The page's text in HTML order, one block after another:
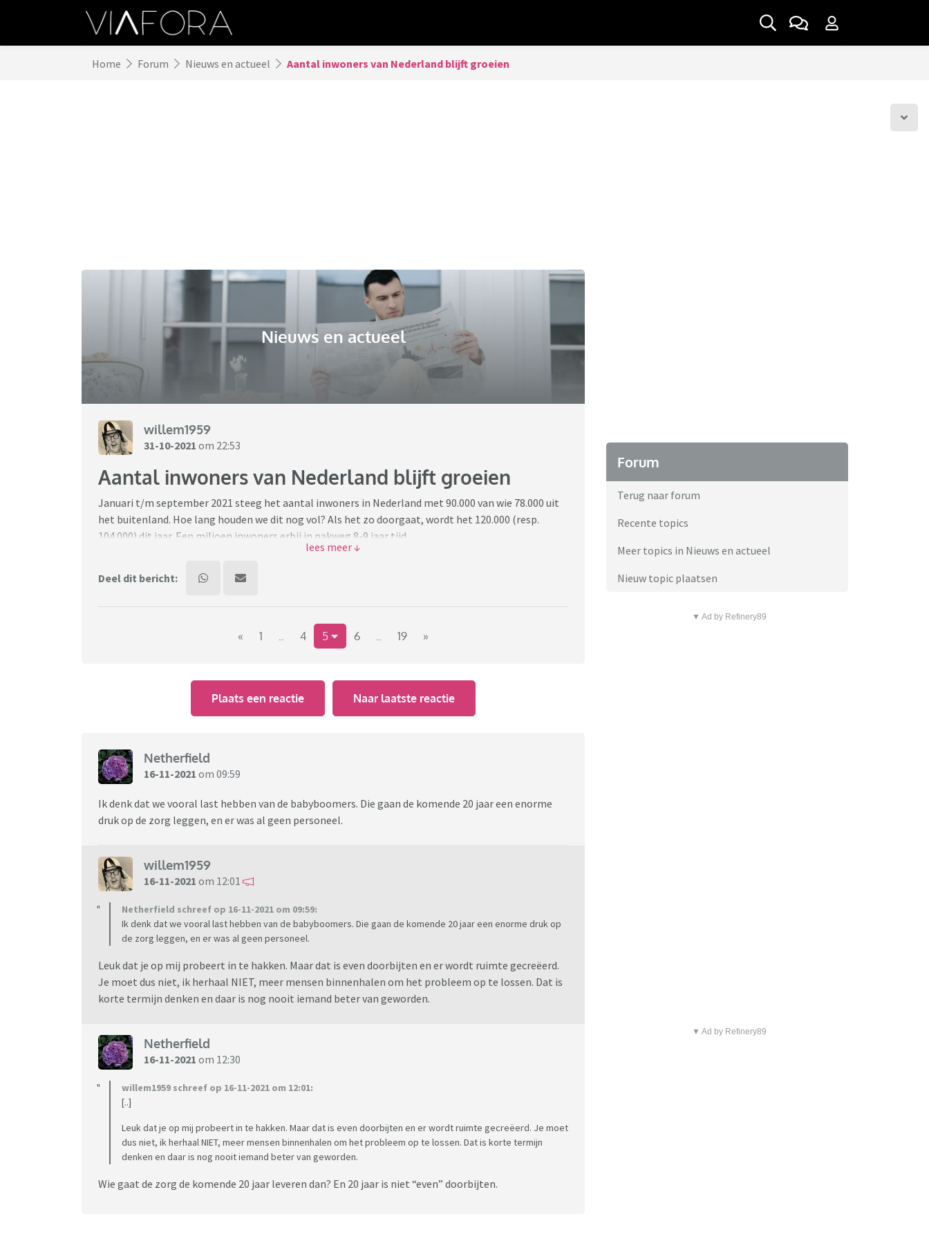
Home Forum Nieuws en actueel Aantal inwoners van Nederland blijft groeien
Nieuws en actueel
willem1959
31-10-2021 om 22:53
Aantal inwoners van Nederland blijft groeien
Januari t/m september 2021 steeg het aantal inwoners in Nederland met 90.000 van wie 78.000 uit
het buitenland. Hoe lang houden we dit nog vol? Als het zo doorgaat, wordt het 120.000 (resp.
104.000) dit jaar. Een miljoen inwoners erbij in pakweg 8-9 jaar tijd.
https://opendata.cbs.nl/#/CBS/nl/dataset/37230ned/table?ts=1635717137256
Deel dit bericht:
« 1 .. 4 5 6 .. 19 »
Plaats een reactie Naar laatste reactie
Netherfield
16-11-2021 om 09:59
Ik denk dat we vooral last hebben van de babyboomers. Die gaan de komende 20 jaar een enorme
druk op de zorg leggen, en er was al geen personeel.
willem1959
16-11-2021 om 12:01
Netherfield schreef op 16-11-2021 om 09:59:
Ik denk dat we vooral last hebben van de babyboomers. Die gaan de komende 20 jaar een enorme druk op
de zorg leggen, en er was al geen personeel.
Leuk dat je op mij probeert in te hakken. Maar dat is even doorbijten en er wordt ruimte gecreëerd.
Je moet dus niet, ik herhaal NIET, meer mensen binnenhalen om het probleem op te lossen. Dat is
korte termijn denken en daar is nog nooit iemand beter van geworden.
Netherfield
16-11-2021 om 12:30
willem1959 schreef op 16-11-2021 om 12:01:
[..]
Leuk dat je op mij probeert in te hakken. Maar dat is even doorbijten en er wordt ruimte gecreëerd. Je moet
dus niet, ik herhaal NIET, meer mensen binnenhalen om het probleem op te lossen. Dat is korte termijn
denken en daar is nog nooit iemand beter van geworden.
Wie gaat de zorg de komende 20 jaar leveren dan? En 20 jaar is niet “even” doorbijten.
Forum
Terug naar forum
Recente topics
Meer topics in Nieuws en actueel
Nieuw topic plaatsen
▼ Ad by Refinery89
▼ Ad by Refinery89